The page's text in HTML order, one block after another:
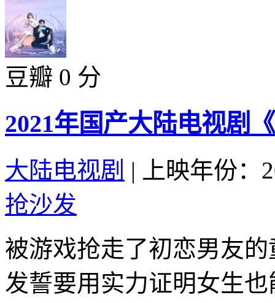
豆瓣 0 分
2021年国产大陆电视剧
大陆电视剧 |
上映年份：
抢沙发
被游戏抢走了初恋男友
发誓要用实力证明女生